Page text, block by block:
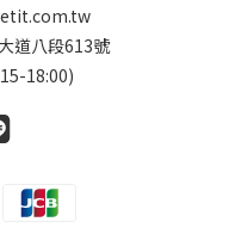
道八段613號
18:00)